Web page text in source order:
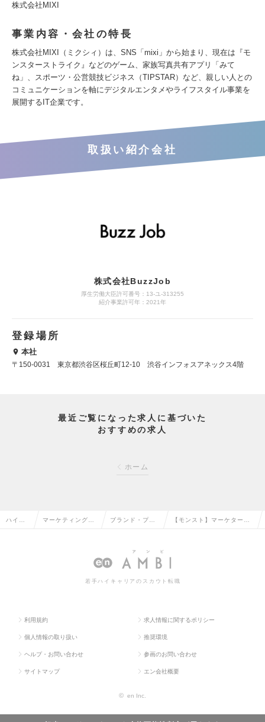
株式会社MIXI
事業内容・会社の特長
株式会社MIXI（ミクシィ）は、SNS「mixi」から始まり、現在は『モ
ンスターストライク』などのゲーム、家族写真共有アプリ「みて
ね」、スポーツ・公営競技ビジネス（TIPSTAR）など、親しい人との
コミュニケーションを軸にデジタルエンタメやライフスタイル事業を
展開するIT企業です。
取扱い紹介会社
株式会社BuzzJob
厚生労働大臣許可番号：13-ユ-313255
紹介事業許可年：2021年
登録場所
本社
〒150-0031 東京都渋谷区桜丘町12-10 渋谷インフォスアネックス4階
最近ご覧になった求人に基づいた
おすすめの求人
ホーム
ハイク マーケティング・ ブランド・プロ
ャーの転職
【モンスト】マーケター
若手ハイキャリアのスカウト転職
利用規約 求人情報に関するポリシー
個人情報の取り扱い 推奨環境
ヘルプ・お問い合わせ 参画のお問い合わせ
サイトマップ エン会社概要
© en Inc.